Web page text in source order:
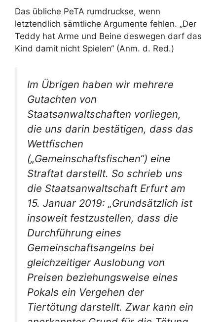
Das übliche PeTA rumdruckse, wenn
letztendlich sämtliche Argumente fehlen. „Der
Teddy hat Arme und Beine deswegen darf das
Kind damit nicht Spielen“ (Anm. d. Red.)
Im Übrigen haben wir mehrere
Gutachten von
Staatsanwaltschaften vorliegen,
die uns darin bestätigen, dass das
Wettfischen
(„Gemeinschaftsfischen“) eine
Straftat darstellt. So schrieb uns
die Staatsanwaltschaft Erfurt am
15. Januar 2019: „Grundsätzlich ist
insoweit festzustellen, dass die
Durchführung eines
Gemeinschaftsangelns bei
gleichzeitiger Auslobung von
Preisen beziehungsweise eines
Pokals ein Vergehen der
Tiertötung darstellt. Zwar kann ein